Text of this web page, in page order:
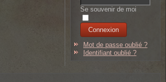
Se souvenir de moi
Mot de passe oublié ?
Identifiant oublié ?